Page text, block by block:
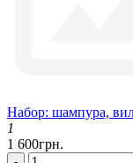
Набор: шампура,
1
1 600грн.